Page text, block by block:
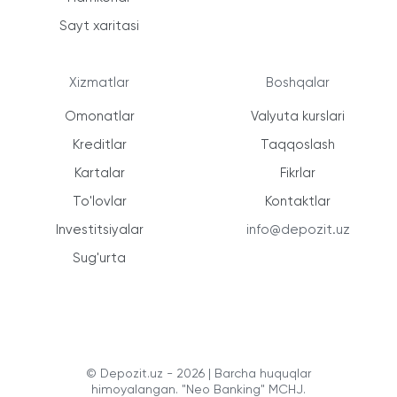
Sayt xaritasi
Xizmatlar
Omonatlar
Kreditlar
Kartalar
To'lovlar
Investitsiyalar
Sug'urta
Boshqalar
Valyuta kurslari
Taqqoslash
Fikrlar
Kontaktlar
info@depozit.uz
© Depozit.uz - 2026 | Barcha huquqlar
himoyalangan. "Neo Banking" MCHJ.